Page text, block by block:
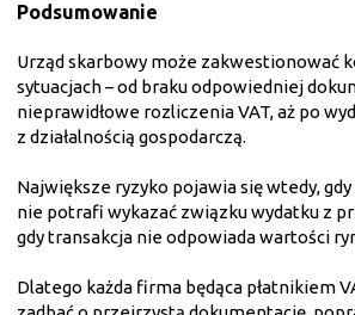
Podsumowanie
Urząd skarbowy może zakwestionować
sytuacjach – od braku odpowiedniej
nieprawidłowe rozliczenia VAT, aż po
z działalnością gospodarczą.
Największe ryzyko pojawia się wtedy,
nie potrafi wykazać związku wydatku z
gdy transakcja nie odpowiada wartości
Dlatego każda firma będąca płatnikiem